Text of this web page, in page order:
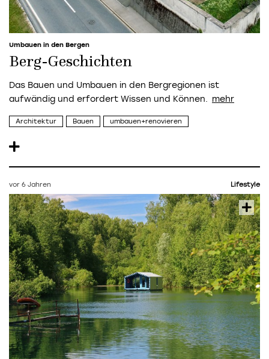
Umbauen in den Bergen
Berg-Geschichten
Das Bauen und Umbauen in den Bergregionen ist
aufwändig und erfordert Wissen und Können.
Architektur Bauen umbauen+renovieren
vor 6 Jahren Lifestyle